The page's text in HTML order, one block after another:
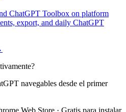
ChatGPT Toolbox on platform
export, and daily ChatGPT
navegables desde el primer
Web Store · Gratis para instalar